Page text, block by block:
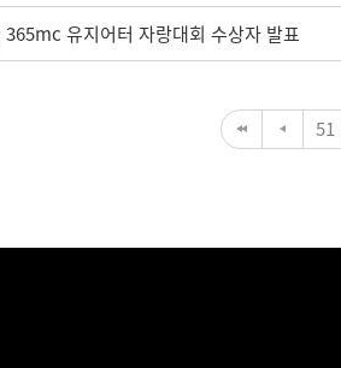
365mc 유지어터 자랑대회 수상자 발표
51